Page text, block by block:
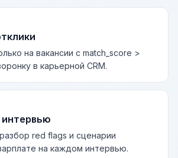
на вакансии с match_score >
в карьерной CRM.
интервью
red flags и сценарии
на каждом интервью.